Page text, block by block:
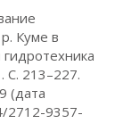
Куме в
С. 213–227.
(дата
2712-9357-